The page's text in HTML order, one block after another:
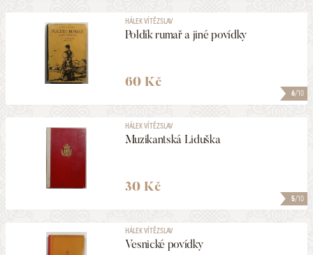
6/10
HÁLEK VÍTĚZSLAV
Poldík rumař a jiné povídky
60 Kč
5/10
HÁLEK VÍTĚZSLAV
Muzikantská Liduška
30 Kč
HÁLEK VÍTĚZSLAV
Vesnické povídky